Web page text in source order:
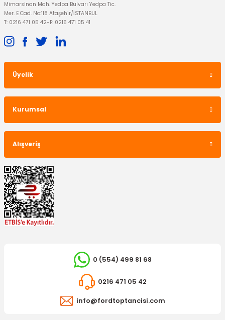
Mimarsinan Mah. Yedpa Bulvarı Yedpa Tic.
Mer. E Cad. No:118 Ataşehir/İSTANBUL
T: 0216 471 05 42-F: 0216 471 05 41
Üyelik
Kurumsal
Alışveriş
0 (554) 499 81 68
0216 471 05 42
info@fordtoptancisi.com